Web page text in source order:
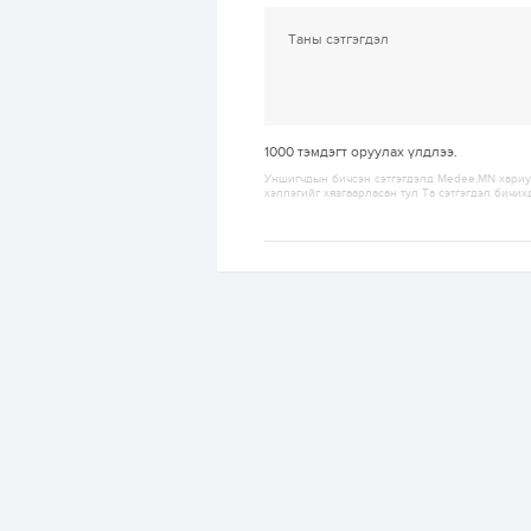
1000 тэмдэгт оруулах үлдлээ.
Уншигчдын бичсэн сэтгэгдэлд Medee.MN
хэллэгийг хязгаарласан тул Та сэтгэгдэл